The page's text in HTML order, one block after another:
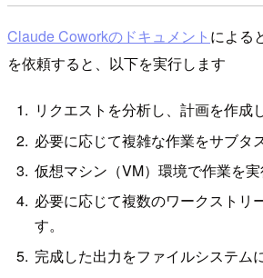
Claude Coworkのドキュメント による
を依頼すると、以下を実行します
リクエストを分析し、計画を作成
必要に応じて複雑な作業をサブタ
仮想マシン（VM）環境で作業を実
必要に応じて複数のワークストリ
す。
完成した出力をファイルシステム